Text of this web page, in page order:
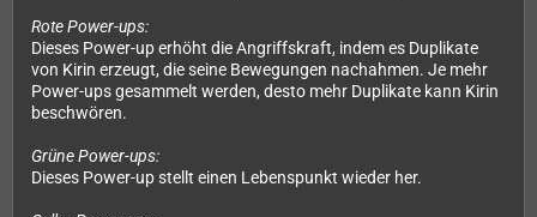
Rote Power-ups:
Dieses Power-up erhöht die Angriffskraft, indem es Duplikate
von Kirin erzeugt, die seine Bewegungen nachahmen. Je mehr
Power-ups gesammelt werden, desto mehr Duplikate kann Kirin
beschwören.
Grüne Power-ups:
Dieses Power-up stellt einen Lebenspunkt wieder her.